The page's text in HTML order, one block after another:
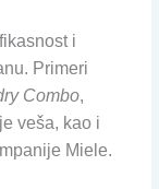
i
Primeri
Combo,
veša, kao i
Miele.